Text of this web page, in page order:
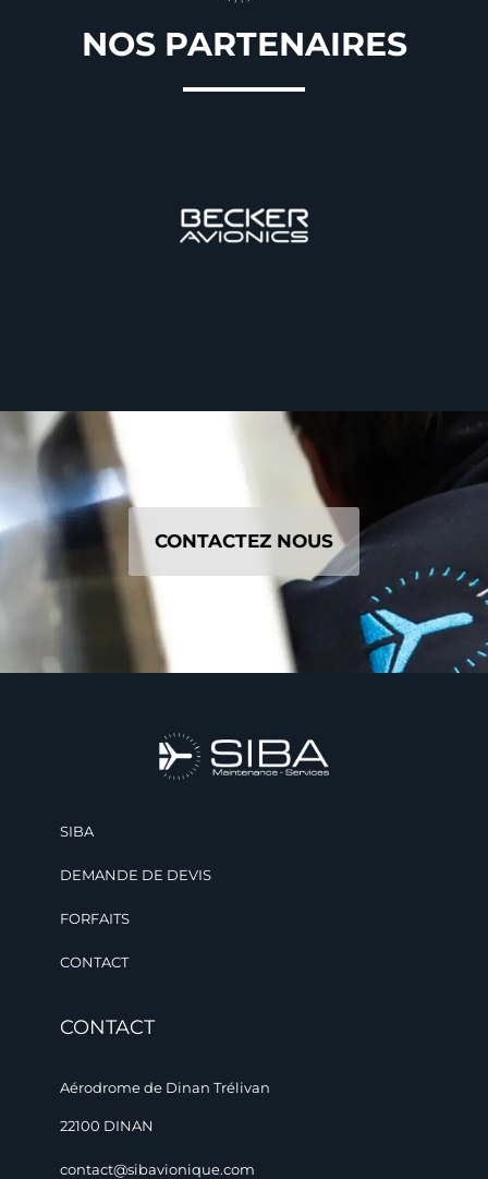
NOS PARTENAIRES
CONTACTEZ NOUS
SIBA
DEMANDE DE DEVIS
FORFAITS
CONTACT
CONTACT
Aérodrome de Dinan Trélivan
22100 DINAN
contact@sibavionique.com